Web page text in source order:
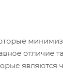
отличие